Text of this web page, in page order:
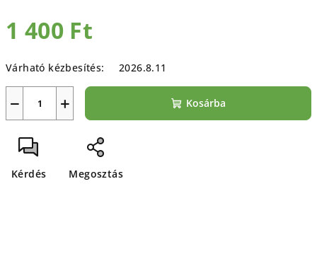
1 400 Ft
Várható kézbesítés:
2026.8.11
+
− Kosárba
Kérdés Megosztás